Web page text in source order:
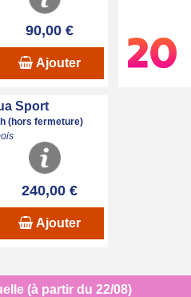
90,00 €
Ajouter
Sport
(hors fermeture)
240,00 €
Ajouter
(à partir du 22/08)